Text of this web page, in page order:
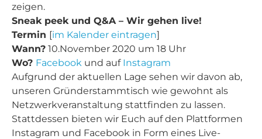
zeigen.
Sneak peek und Q&A – Wir gehen live!
Termin [im Kalender eintragen]
Wann? 10.November 2020 um 18 Uhr
Wo? Facebook und auf Instagram
Aufgrund der aktuellen Lage sehen wir davon ab,
unseren Gründerstammtisch wie gewohnt als
Netzwerkveranstaltung stattfinden zu lassen.
Stattdessen bieten wir Euch auf den Plattformen
Instagram und Facebook in Form eines Live-